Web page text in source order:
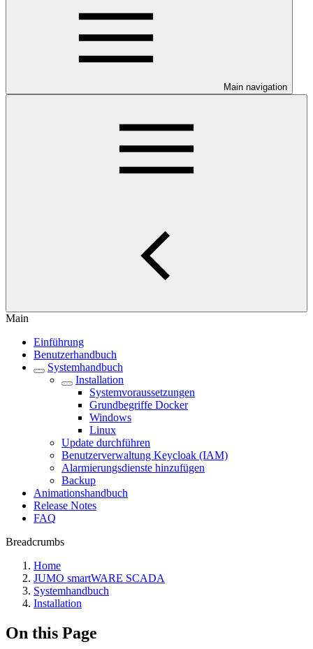
Main navigation
Main
Einführung
Benutzerhandbuch
Systemhandbuch
Installation
Systemvoraussetzungen
Grundbegriffe Docker
Windows
Linux
Update durchführen
Benutzerverwaltung Keycloak (IAM)
Alarmierungsdienste hinzufügen
Backup
Animationshandbuch
Release Notes
FAQ
Breadcrumbs
Home
JUMO smartWARE SCADA
Systemhandbuch
Installation
On this Page